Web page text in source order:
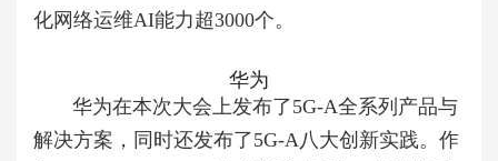
化网络运维AI能力超3000个。
华为
华为在本次大会上发布了5G-A全系列产品与
解决方案，同时还发布了5G-A八大创新实践。作